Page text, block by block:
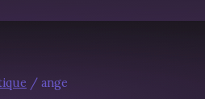
/ ange